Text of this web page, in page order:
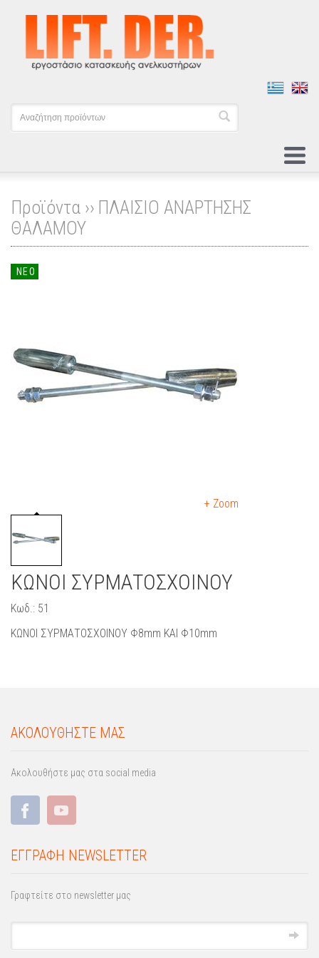
Προϊόντα ›› ΠΛΑΙΣΙΟ ΑΝΑΡΤΗΣΗΣ
ΘΑΛΑΜΟΥ
ΝΕΟ
+ Zoom
ΚΩΝΟΙ ΣΥΡΜΑΤΟΣΧΟΙΝΟΥ
Κωδ.: 51
ΚΩΝΟΙ ΣΥΡΜΑΤΟΣΧΟΙΝΟΥ Φ8mm ΚΑΙ Φ10mm
ΑΚΟΛΟΥΘΗΣΤΕ ΜΑΣ
Ακολουθήστε μας στα social media
ΕΓΓΡΑΦΗ NEWSLETTER
Γραφτείτε στο newsletter μας